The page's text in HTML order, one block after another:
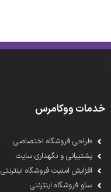
خدمات ووکامرس
طراحی فروشگاه اختصاصی
پشتیبانی و نگهداری سایت
افزایش امنیت فروشگاه اینترنتی
سئو فروشگاه اینترنتی